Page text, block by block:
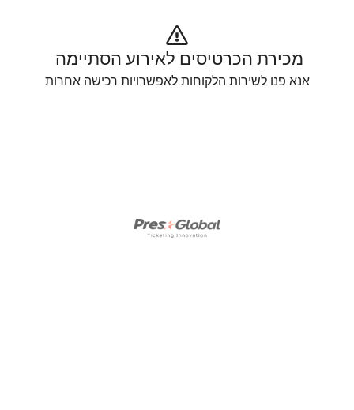
מכירת הכרטיסים לאירוע הסתיימה
אנא פנו לשירות הלקוחות לאפשרויות רכישה אחרות